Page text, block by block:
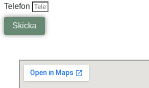
Telefon
Skicka